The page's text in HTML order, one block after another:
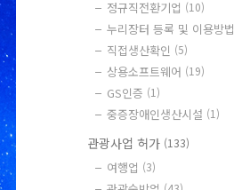
정규직전환기업 (10)
누리장터 등록 및 이용방법
직접생산확인 (5)
상용소프트웨어 (19)
GS인증 (1)
중증장애인생산시설 (1)
관광사업 허가 (133)
여행업 (3)